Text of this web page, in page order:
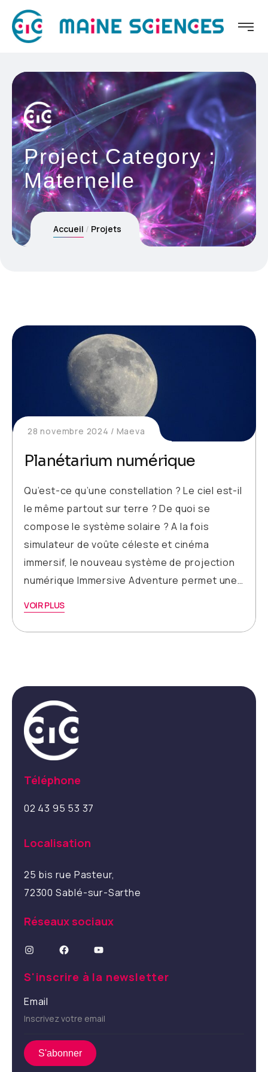
Project Category :
Maternelle
Accueil Projets
28 novembre 2024 Maeva
Planétarium numérique
Qu’est-ce qu’une constellation ? Le ciel est-il
le même partout sur terre ? De quoi se
compose le système solaire ? A la fois
simulateur de voûte céleste et cinéma
immersif, le nouveau système de projection
numérique Immersive Adventure permet une…
VOIR PLUS
Téléphone
02 43 95 53 37
Localisation
25 bis rue Pasteur,
72300 Sablé-sur-Sarthe
Réseaux sociaux
Instagram
Facebook
YouTube
S'inscrire à la newsletter
Email